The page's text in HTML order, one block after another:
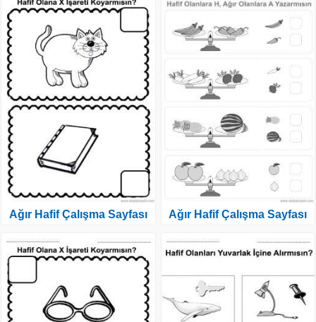
Ağır Hafif Çalışma Sayfası Ağır Hafif Çalışma Sayfası